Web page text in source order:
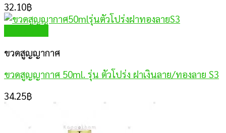
32.10฿
ขวดสูญญากาศ
ขวดสูญญากาศ 50ml. รุ่น ตัวโปร่ง ฝาเงินลาย/ทองลาย S3
34.25฿